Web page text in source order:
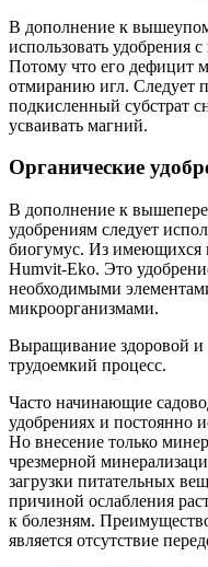
В дополнение к
использовать удобрения
Потому что его дефицит
отмиранию игл. Следует
подкисленный субстрат
усваивать магний.
Органические
В дополнение к
удобрениям следует
биогумус. Из имеющихся
Humvit-Eko. Это
необходимыми
микроорганизмами.
Выращивание здоровой
трудоемкий процесс.
Часто начинающие
удобрениях и постоянно
Но внесение только
чрезмерной
загрузки питательных
причиной ослабления
к болезням.
является отсутствие